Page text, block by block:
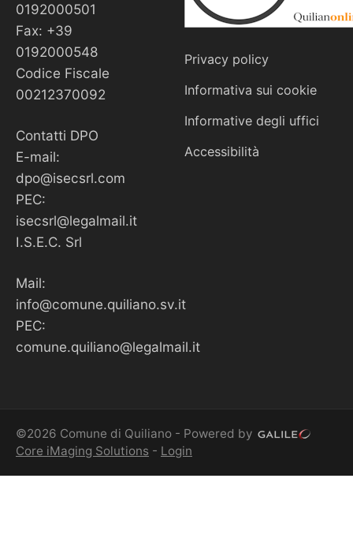
0192000501
Fax: +39
0192000548
Codice Fiscale
00212370092
Contatti DPO
E-mail:
dpo@isecsrl.com
PEC:
isecsrl@legalmail.it
I.S.E.C. Srl
Mail:
info@comune.quiliano.sv.it
PEC:
comune.quiliano@legalmail.it
Privacy policy
Informativa sui cookie
Informative degli uffici
Accessibilità
©2026 Comune di Quiliano - Powered by
Core iMaging Solutions - Login